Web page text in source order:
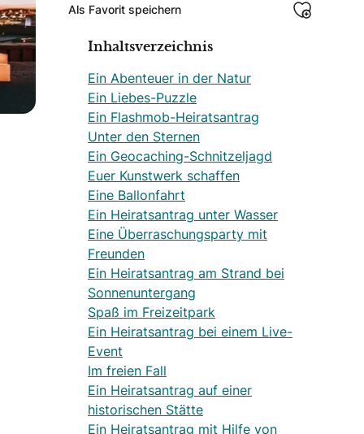
Als Favorit speichern
Inhaltsverzeichnis
Ein Abenteuer in der Natur
Ein Liebes-Puzzle
Ein Flashmob-Heiratsantrag
Unter den Sternen
Ein Geocaching-Schnitzeljagd
Euer Kunstwerk schaffen
Eine Ballonfahrt
Ein Heiratsantrag unter Wasser
Eine Überraschungsparty mit
Freunden
Ein Heiratsantrag am Strand bei
Sonnenuntergang
Spaß im Freizeitpark
Ein Heiratsantrag bei einem Live-
Event
Im freien Fall
Ein Heiratsantrag auf einer
historischen Stätte
Ein Heiratsantrag mit Hilfe von